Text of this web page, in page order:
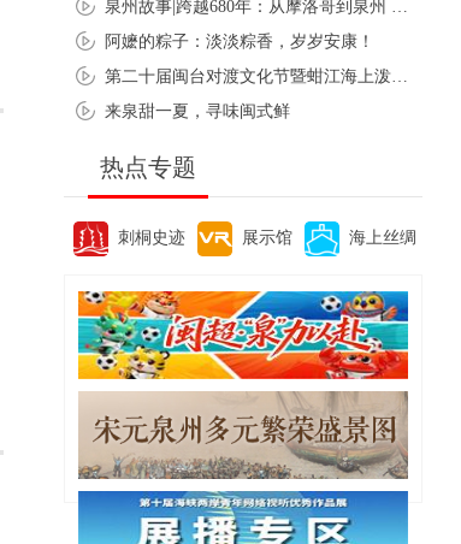
阿嬷的粽子：淡淡粽香，岁岁安康！
来泉甜一夏，寻味闽式鲜
热点专题
刺桐史迹 展示馆 海上丝绸